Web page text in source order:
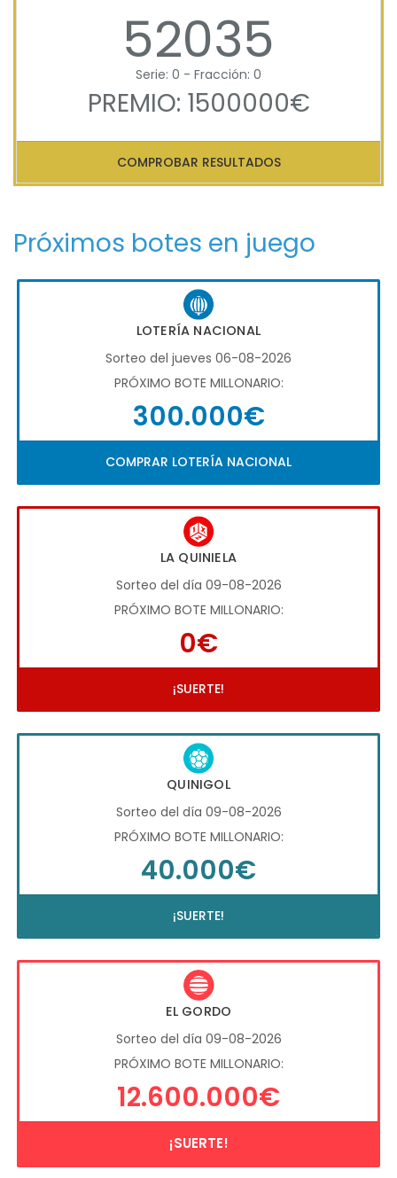
52035
Serie: 0 - Fracción: 0
PREMIO: 1500000€
COMPROBAR RESULTADOS
Próximos botes en juego
LOTERÍA NACIONAL
Sorteo del jueves 06-08-2026
PRÓXIMO BOTE MILLONARIO:
300.000€
COMPRAR LOTERÍA NACIONAL
LA QUINIELA
Sorteo del día 09-08-2026
PRÓXIMO BOTE MILLONARIO:
0€
¡SUERTE!
QUINIGOL
Sorteo del día 09-08-2026
PRÓXIMO BOTE MILLONARIO:
40.000€
¡SUERTE!
EL GORDO
Sorteo del día 09-08-2026
PRÓXIMO BOTE MILLONARIO:
12.600.000€
¡SUERTE!